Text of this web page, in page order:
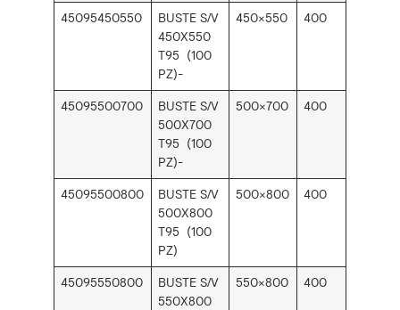
45095450550
BUSTE S/V
450X550
T95 (100
PZ)-
450×550 400
45095500700
BUSTE S/V
500X700
T95 (100
PZ)-
500×700 400
45095500800
BUSTE S/V
500X800
T95 (100
PZ)
500×800 400
45095550800
BUSTE S/V
550X800
550×800 400